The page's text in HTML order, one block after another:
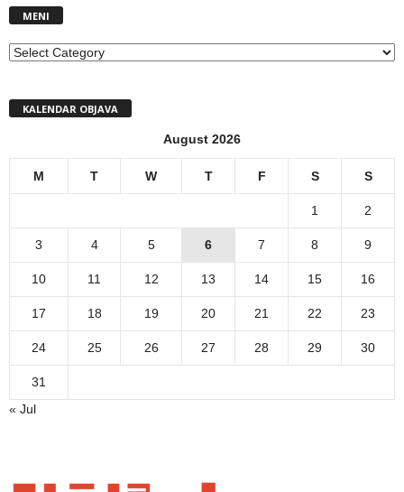
MENI
MENI
KALENDAR OBJAVA
August 2026
M T W T F S S
1 2
3 4 5 6 7 8 9
10 11 12 13 14 15 16
17 18 19 20 21 22 23
24 25 26 27 28 29 30
31
« Jul